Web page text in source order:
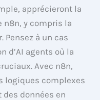
apprécieront la
n8n, y compris la
Pensez à un cas
d’AI agents où la
Avec n8n,
logiques complexes
données en